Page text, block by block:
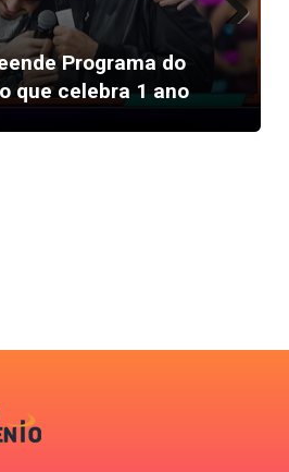
Programa do
que celebra 1 ano
Next